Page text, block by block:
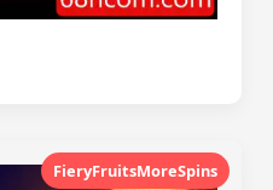
FieryFruitsMoreSpins